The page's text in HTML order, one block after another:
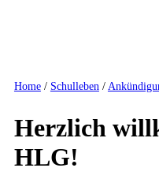
Home/ Schulleben /
Herzlich
HLG!